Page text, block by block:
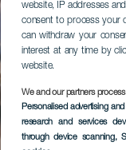
website, IP addresses
consent to process your
can withdraw your
interest at any time by
website.
We and our partners
Personalised advertising
research and services
through device scanning,